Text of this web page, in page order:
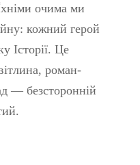
очима ми
кожний герой
Історії. Це
роман-
— безсторонній